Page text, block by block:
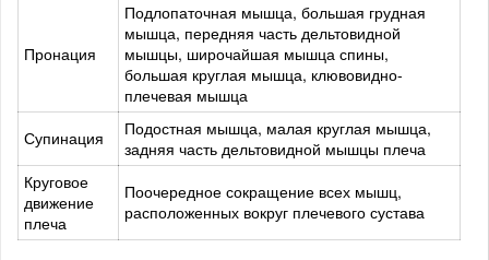
Пронация
Подлопаточная мышца, большая грудная
мышца, передняя часть дельтовидной
мышцы, широчайшая мышца спины,
большая круглая мышца, клювовидно-
плечевая мышца
Супинация
Подостная мышца, малая круглая мышца,
задняя часть дельтовидной мышцы плеча
Круговое
движение
плеча
Поочередное сокращение всех мышц,
расположенных вокруг плечевого сустава